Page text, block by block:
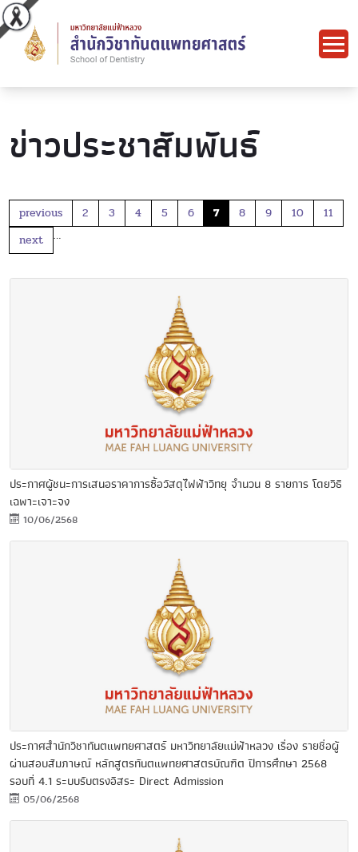
ข่าวประชาสัมพันธ์
previous 2 3 4 5 6 7 8 9 10
11
…
next
ประกาศผู้ชนะการเสนอราคาการซื้อวัสดุไฟฟ้าวิทยุ จำนวน 8 รายการ โดยวิธี
เฉพาะเจาะจง
10/06/2568
ประกาศสำนักวิชาทันตแพทยศาสตร์ มหาวิทยาลัยแม่ฟ้าหลวง เรื่อง รายชื่อผู้
ผ่านสอบสัมภาษณ์ หลักสูตรทันตแพทยศาสตรบัณฑิต ปีการศึกษา 2568
รอบที่ 4.1 ระบบรับตรงอิสระ Direct Admission
05/06/2568